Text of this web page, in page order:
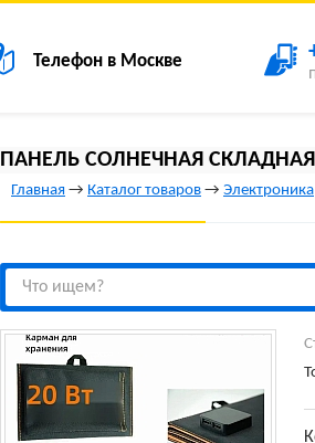
ПАНЕЛЬ СОЛНЕЧНАЯ СКЛАДНАЯ
Главная → Каталог товаров → Электроника
Телефон в Москве